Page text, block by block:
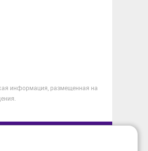
информация, размещенная на